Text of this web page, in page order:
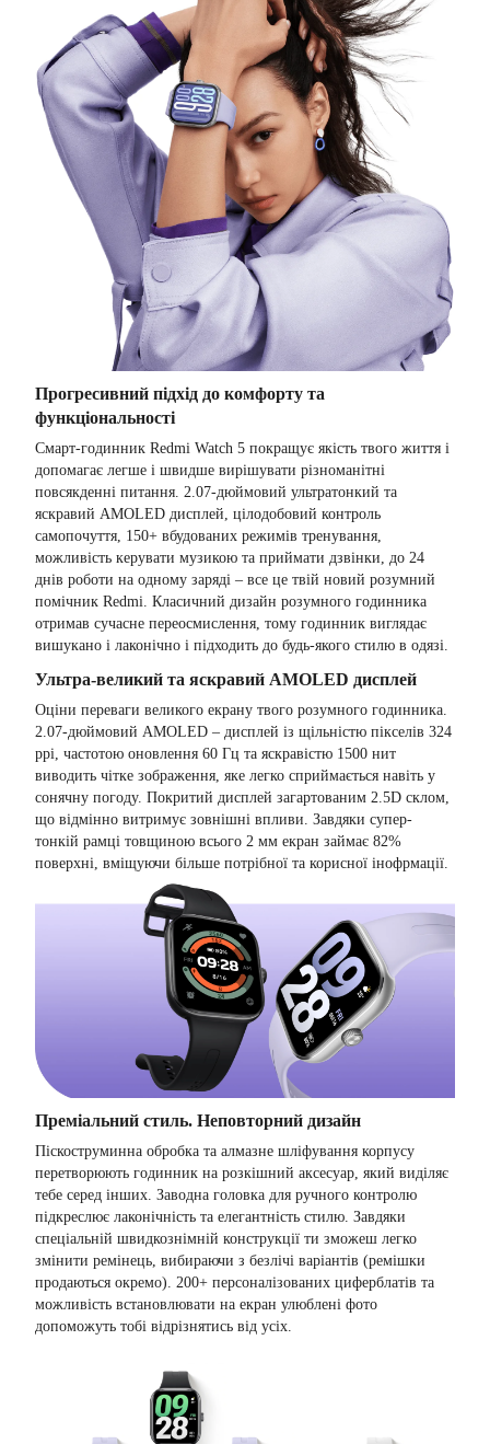
Прогресивний підхід до комфорту та
функціональності
Смарт-годинник Redmi Watch 5 покращує якість твого життя і
допомагає легше і швидше вирішувати різноманітні
повсякденні питання. 2.07-дюймовий ультратонкий та
яскравий AMOLED дисплей, цілодобовий контроль
самопочуття, 150+ вбудованих режимів тренування,
можливість керувати музикою та приймати дзвінки, до 24
днів роботи на одному заряді – все це твій новий розумний
помічник Redmi. Класичний дизайн розумного годинника
отримав сучасне переосмислення, тому годинник виглядає
вишукано і лаконічно і підходить до будь-якого стилю в одязі.
Ультра-великий та яскравий AMOLED дисплей
Оціни переваги великого екрану твого розумного годинника.
2.07-дюймовий AMOLED – дисплей із щільністю пікселів 324
ppi, частотою оновлення 60 Гц та яскравістю 1500 нит
виводить чітке зображення, яке легко сприймається навіть у
сонячну погоду. Покритий дисплей загартованим 2.5D склом,
що відмінно витримує зовнішні впливи. Завдяки супер-
тонкій рамці товщиною всього 2 мм екран займає 82%
поверхні, вміщуючи більше потрібної та корисної інофрмації.
Преміальний стиль. Неповторний дизайн
Піскоструминна обробка та алмазне шліфування корпусу
перетворюють годинник на розкішний аксесуар, який виділяє
тебе серед інших. Заводна головка для ручного контролю
підкреслює лаконічність та елегантність стилю. Завдяки
спеціальній швидкознімній конструкції ти зможеш легко
змінити ремінець, вибираючи з безлічі варіантів (ремішки
продаються окремо). 200+ персоналізованих циферблатів та
можливість встановлювати на екран улюблені фото
допоможуть тобі відрізнятись від усіх.